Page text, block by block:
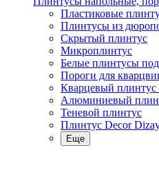
Пластиковые
Плинтусы из
Скрытый плинтус
Микроплинтус
Белые плинтусы
Пороги для
Кварцевый
Алюминиевый
Теневой плинтус
Плинтус Decor
Еще